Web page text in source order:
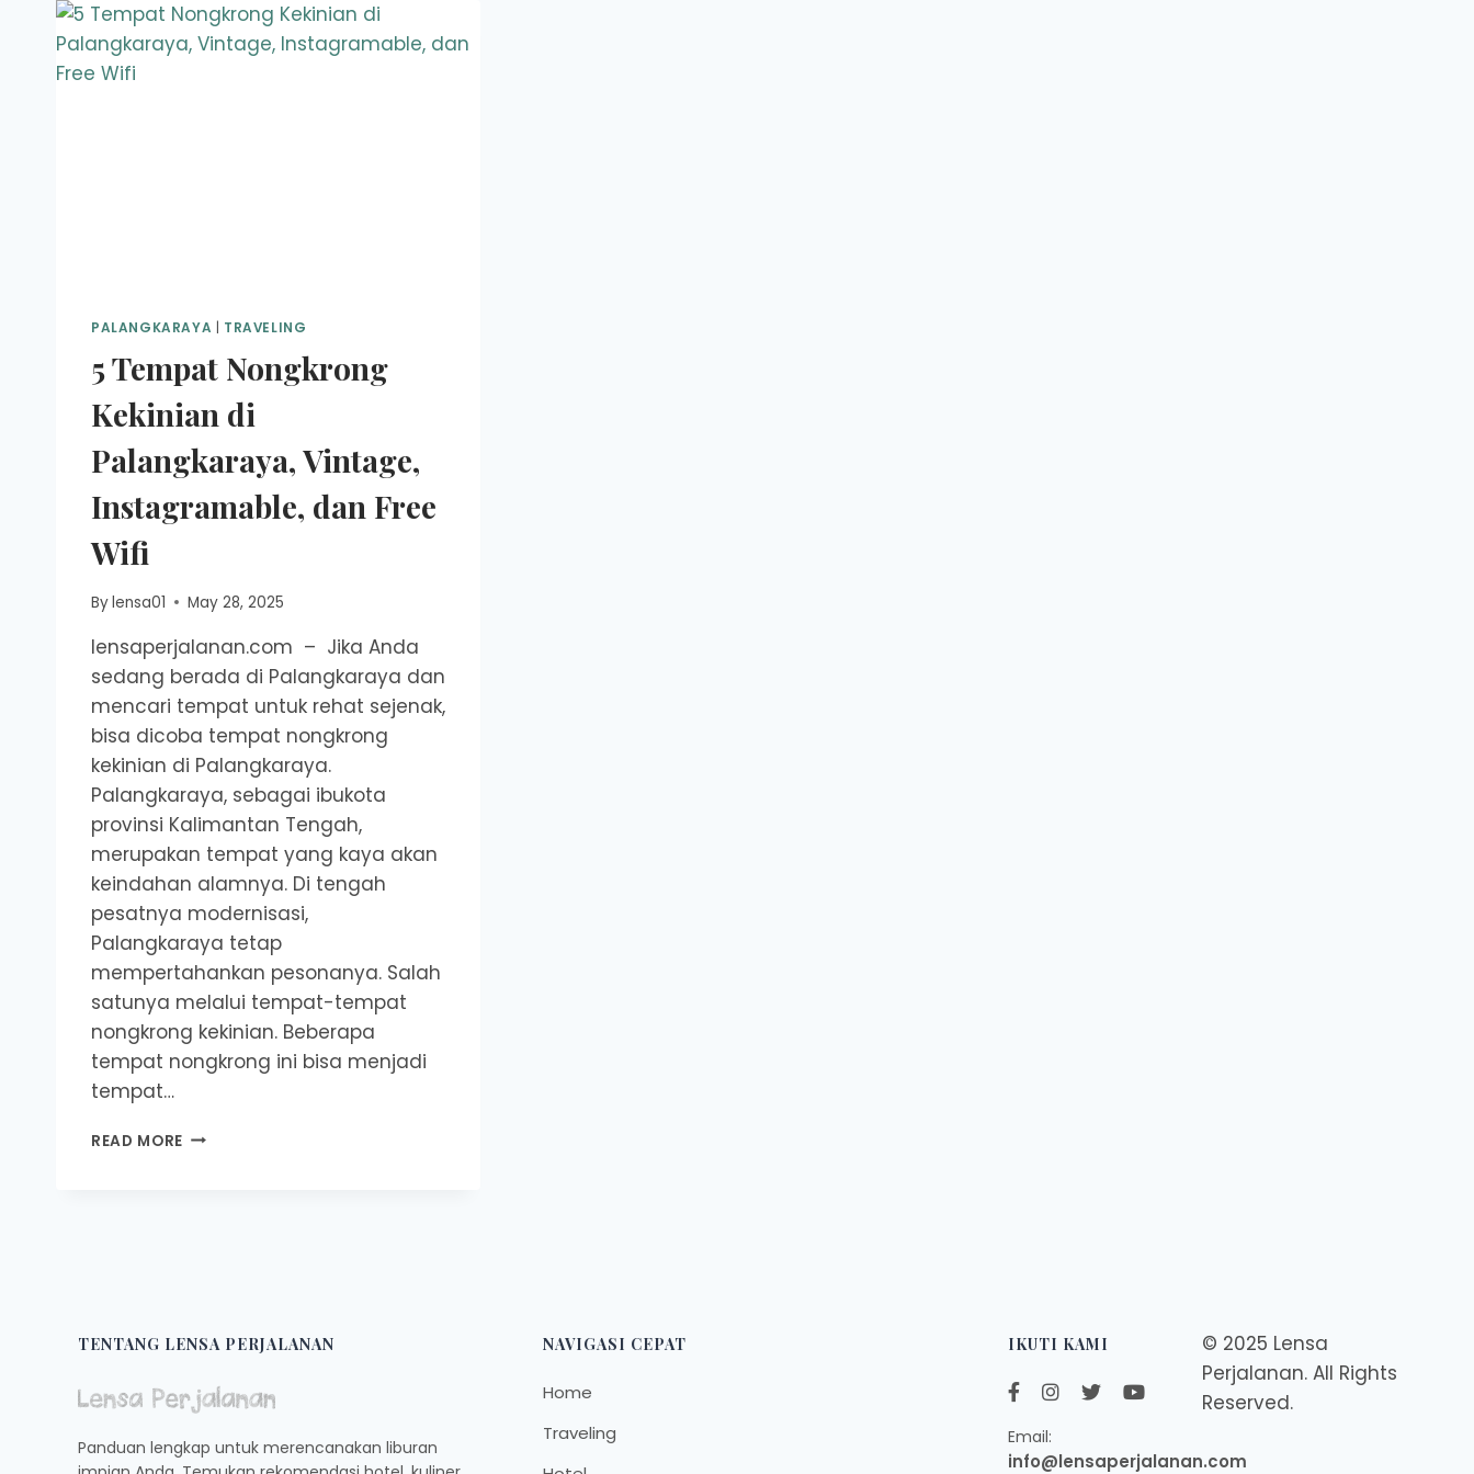
PALANGKARAYA TRAVELING
5 Tempat Nongkrong
Kekinian di
Palangkaraya, Vintage,
Instagramable, dan Free
Wifi
Bylensa01 May 28, 2025
lensaperjalanan.com – Jika Anda
sedang berada di Palangkaraya dan
mencari tempat untuk rehat sejenak,
bisa dicoba tempat nongkrong
kekinian di Palangkaraya.
Palangkaraya, sebagai ibukota
provinsi Kalimantan Tengah,
merupakan tempat yang kaya akan
keindahan alamnya. Di tengah
pesatnya modernisasi,
Palangkaraya tetap
mempertahankan pesonanya. Salah
satunya melalui tempat-tempat
nongkrong kekinian. Beberapa
tempat nongkrong ini bisa menjadi
tempat…
READ MORE 5
FREE
TENTANG LENSA PERJALANAN
Panduan lengkap untuk merencanakan liburan
NAVIGASI CEPAT
Home
Traveling
IKUTI KAMI
Email:
info@lensaperjalanan.com
© 2025 Lensa
Perjalanan. All Rights
Reserved.